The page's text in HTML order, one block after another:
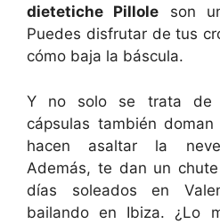
dietetiche Pillole son
Puedes disfrutar de tus
cómo baja la báscula.
Y no solo se trata de
cápsulas también
hacen asaltar la
Además, te dan un
días soleados en
bailando en Ibiza. ¿Lo